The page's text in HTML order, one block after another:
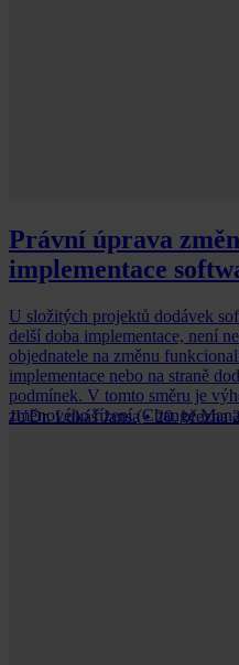
Právní úprava
implementace
U složitých projektů dodávek
delší doba implementace, není
objednatele na změnu
implementace nebo na straně
podmínek. V tomto směru je
změnového řízení (Change
JUDr. Lukáš Jansa • 20. března